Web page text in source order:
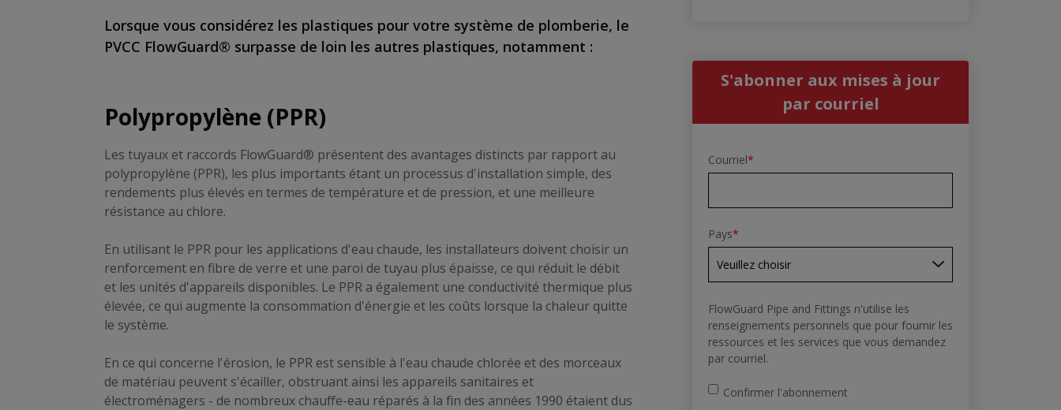
Lorsque vous considérez les plastiques pour votre système de plomberie, le
PVCC FlowGuard® surpasse de loin les autres plastiques, notamment :
Polypropylène (PPR)
Les tuyaux et raccords FlowGuard® présentent des avantages distincts par rapport au
polypropylène (PPR), les plus importants étant un processus d'installation simple, des
rendements plus élevés en termes de température et de pression, et une meilleure
résistance au chlore.
En utilisant le PPR pour les applications d'eau chaude, les installateurs doivent choisir un
renforcement en fibre de verre et une paroi de tuyau plus épaisse, ce qui réduit le débit
et les unités d'appareils disponibles. Le PPR a également une conductivité thermique plus
élevée, ce qui augmente la consommation d'énergie et les coûts lorsque la chaleur quitte
le système.
En ce qui concerne l'érosion, le PPR est sensible à l'eau chaude chlorée et des morceaux
de matériau peuvent s'écailler, obstruant ainsi les appareils sanitaires et
électroménagers - de nombreux chauffe-eau réparés à la fin des années 1990 étaient dus
S'abonner aux mises à jour
par courriel
Courriel*
Pays*
FlowGuard Pipe and Fittings n'utilise les
renseignements personnels que pour fournir les
ressources et les services que vous demandez
par courriel.
Confirmer l'abonnement